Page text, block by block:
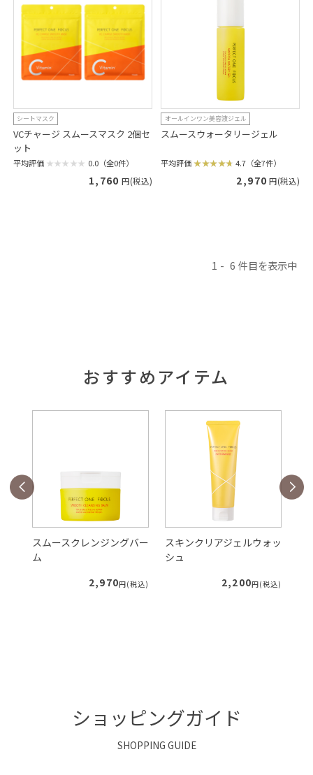
シートマスク
VCチャージ スムースマスク 2個セ
ット
平均評価 0.0（全0件）
1,760 円(税込)
オールインワン美容液ジェル
スムースウォータリージェル
平均評価 4.7（全7件）
2,970 円(税込)
1 6
おすすめアイテム
スムースクレンジングバー
ム
2,970円(税込)
スキンクリアジェルウォッ
シュ
2,200円(税込)
ショッピングガイド
SHOPPING GUIDE